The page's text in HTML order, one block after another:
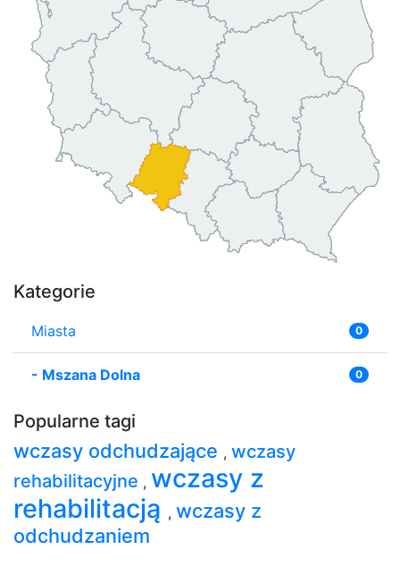
Kategorie
Miasta 0
- Mszana Dolna 0
Popularne tagi
wczasy odchudzające , wczasy
rehabilitacyjne , wczasy z
rehabilitacją , wczasy z
odchudzaniem